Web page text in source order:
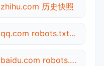
zhihu.com 历史快照
qq.com robots.txt检测
baidu.com robots.txt检测